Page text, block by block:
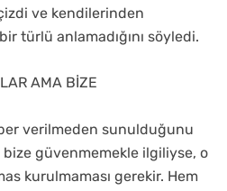
çizdi ve kendilerinden
türlü anlamadığını söyledi.
AMA BİZE
verilmeden sunulduğunu
güvenmemekle ilgiliyse, o
kurulmaması gerekir. Hem